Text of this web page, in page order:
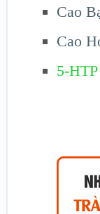
Cao
Cao
5-HTP